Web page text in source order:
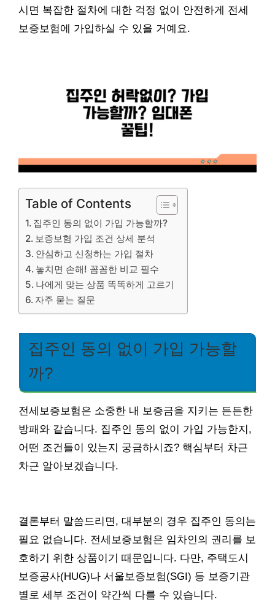
시면 복잡한 절차에 대한 걱정 없이 안전하게 전세
보증보험에 가입하실 수 있을 거예요.
Table of Contents
집주인 동의 없이 가입 가능할까?
보증보험 가입 조건 상세 분석
안심하고 신청하는 가입 절차
놓치면 손해! 꼼꼼한 비교 필수
나에게 맞는 상품 똑똑하게 고르기
자주 묻는 질문
집주인 동의 없이 가입 가능할
까?
전세보증보험은 소중한 내 보증금을 지키는 든든한
방패와 같습니다. 집주인 동의 없이 가입 가능한지,
어떤 조건들이 있는지 궁금하시죠? 핵심부터 차근
차근 알아보겠습니다.
결론부터 말씀드리면, 대부분의 경우 집주인 동의는
필요 없습니다. 전세보증보험은 임차인의 권리를 보
호하기 위한 상품이기 때문입니다. 다만, 주택도시
보증공사(HUG)나 서울보증보험(SGI) 등 보증기관
별로 세부 조건이 약간씩 다를 수 있습니다.